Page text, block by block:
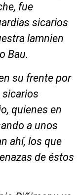
fue
sicarios
lamnien
Bau.
su frente por
quienes en
a unos
ahí, los que
de éstos